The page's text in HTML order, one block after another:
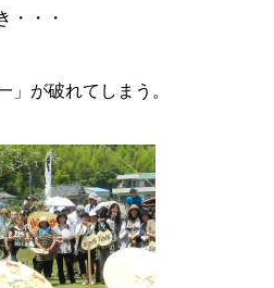
・・・
」が破れてしまう。